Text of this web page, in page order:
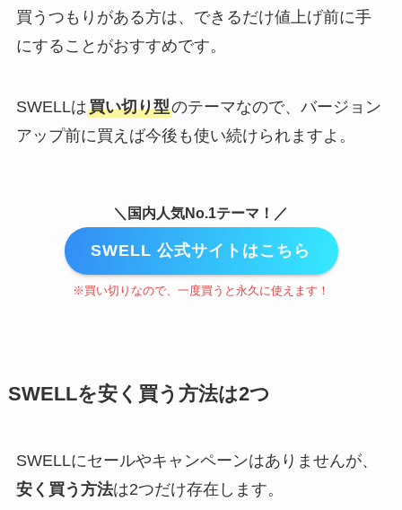
買うつもりがある方は、できるだけ値上げ前に手
にすることがおすすめです。
SWELLは買い切り型のテーマなので、バージョン
アップ前に買えば今後も使い続けられますよ。
＼国内人気No.1テーマ！／
SWELL 公式サイトはこちら
※買い切りなので、一度買うと永久に使えます！
SWELLを安く買う方法は2つ
SWELLにセールやキャンペーンはありませんが、
安く買う方法は2つだけ存在します。